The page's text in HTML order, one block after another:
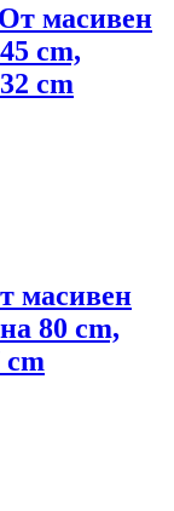
От масивен
cm,
cm
масивен
80 cm,
cm